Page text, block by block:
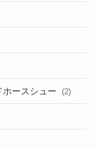
ホースシュー (2)